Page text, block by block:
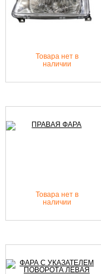
Товара нет в
наличии
Товара нет в
наличии